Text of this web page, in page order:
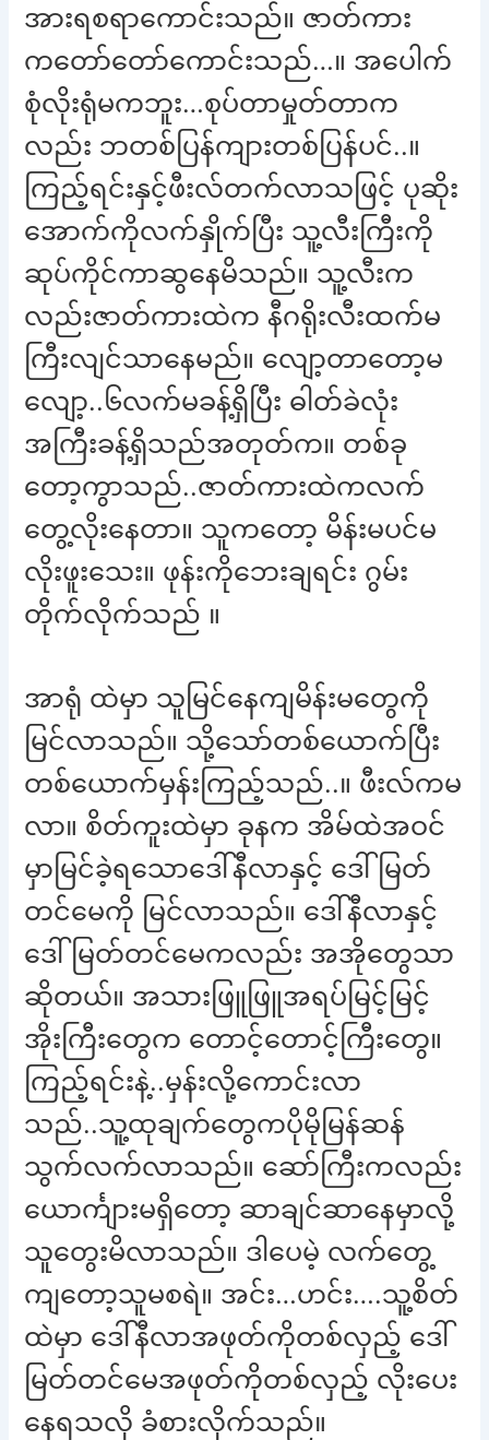
အားရစရာကောင်းသည်။ ဇာတ်ကား
ကတော်တော်ကောင်းသည်…။ အပေါက်
စုံလိုးရုံမကဘူး…စုပ်တာမှုတ်တာက
လည်း ဘတစ်ပြန်ကျားတစ်ပြန်ပင်..။
ကြည့်ရင်းနှင့်ဖီးလ်တက်လာသဖြင့် ပုဆိုး
အောက်ကိုလက်နှိုက်ပြီး သူ့လီးကြီးကို
ဆုပ်ကိုင်ကာဆွနေမိသည်။ သူ့လီးက
လည်းဇာတ်ကားထဲက နီဂရိုးလီးထက်မ
ကြီးလျင်သာနေမည်။ လျော့တာတော့မ
လျော့..၆လက်မခန့်ရှိပြီး ဓါတ်ခဲလုံး
အကြီးခန့်ရှိသည်အတုတ်က။ တစ်ခု
တော့ကွာသည်..ဇာတ်ကားထဲကလက်
တွေ့လိုးနေတာ။ သူကတော့ မိန်းမပင်မ
လိုးဖူးသေး။ ဖုန်းကိုဘေးချရင်း ဂွမ်း
တိုက်လိုက်သည် ။
အာရုံ ထဲမှာ သူမြင်နေကျမိန်းမတွေကို
မြင်လာသည်။ သို့သော်တစ်ယောက်ပြီး
တစ်ယောက်မှန်းကြည့်သည်..။ ဖီးလ်ကမ
လာ။ စိတ်ကူးထဲမှာ ခုနက အိမ်ထဲအဝင်
မှာမြင်ခဲ့ရသောဒေါ်နီလာနှင့် ဒေါ်မြတ်
တင်မေကို မြင်လာသည်။ ဒေါ်နီလာနှင့်
ဒေါ်မြတ်တင်မေကလည်း အအိုတွေသာ
ဆိုတယ်။ အသားဖြူဖြူအရပ်မြင့်မြင့်
အိုးကြီးတွေက တောင့်တောင့်ကြီးတွေ။
ကြည့်ရင်းနဲ့..မှန်းလို့ကောင်းလာ
သည်..သူ့ထုချက်တွေကပိုမိုမြန်ဆန်
သွက်လက်လာသည်။ ဆော်ကြီးကလည်း
ယောင်္ကျားမရှိတော့ ဆာချင်ဆာနေမှာလို့
သူတွေးမိလာသည်။ ဒါပေမဲ့ လက်တွေ့
ကျတော့သူမစရဲ။ အင်း…ဟင်း….သူ့စိတ်
ထဲမှာ ဒေါ်နီလာအဖုတ်ကိုတစ်လှည့် ဒေါ်
မြတ်တင်မေအဖုတ်ကိုတစ်လှည့် လိုးပေး
နေရသလို ခံစားလိုက်သည်။